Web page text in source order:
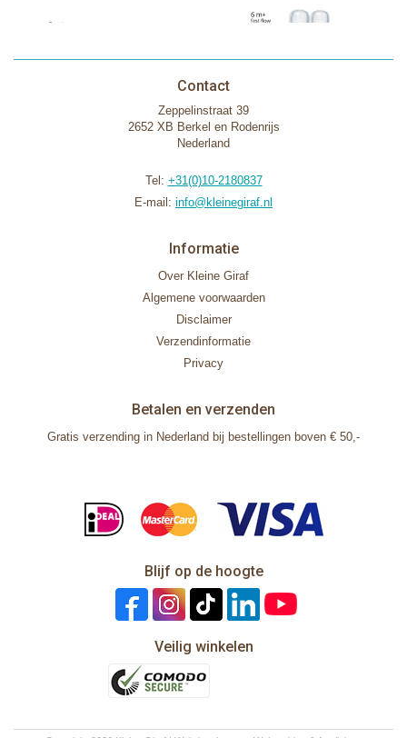
Contact
Zeppelinstraat 39
2652 XB Berkel en Rodenrijs
Nederland
Tel: +31(0)10-2180837
E-mail: info@kleinegiraf.nl
Informatie
Over Kleine Giraf
Algemene voorwaarden
Disclaimer
Verzendinformatie
Privacy
Betalen en verzenden
Gratis verzending in Nederland bij bestellingen boven € 50,-
Blijf op de hoogte
Veilig winkelen